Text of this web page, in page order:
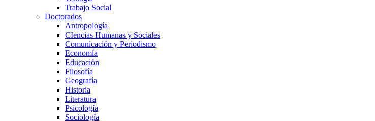
Trabajo Social
Doctorados
Antropología
CIencias Humanas y Sociales
Comunicación y Periodismo
Economía
Educación
Filosofía
Geografía
Historia
Literatura
Psicología
Sociología